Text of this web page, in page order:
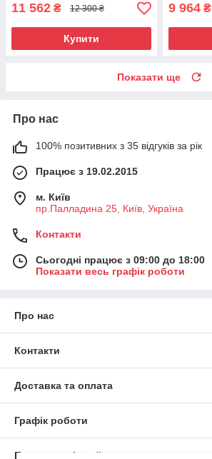
11 562 ₴ 12 300 ₴
Купити
9 964 ₴
Показати ще
Про нас
100% позитивних з 35 відгуків за рік
Працює з 19.02.2015
м. Київ
пр.Палладина 25, Київ, Україна
Контакти
Сьогодні працює з 09:00 до 18:00
Показати весь графік роботи
Про нас
Контакти
Доставка та оплата
Графік роботи
Повна версія сайту